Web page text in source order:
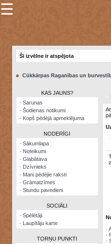
×
Šodienas
notikumi
Visatcera
almanahs
Arhīvs
☰
Šī izvēlne ir atspējota
● Cūkkārpas Raganības un
KAS JAUNS?
· Sarunas
· Šodienas notikumi
· Kopš pēdējā apmeklējuma
NODERĪGI
· Sākumlapa
· Noteikumi
· Glabātava
· Dzīvnieks
· Mani pēdējie raksti
· Grāmatzīmes
· Stundu pavedieni
SOCIĀLI
· Spēlētāji
· Laupītāju karte
TORŅU PUNKTI
·
·
·